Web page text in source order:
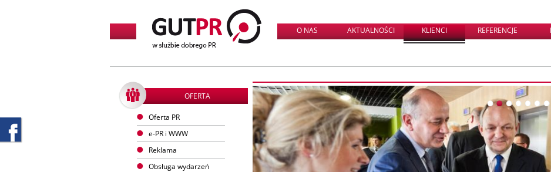
O NAS AKTUALNOŚCI KLIENCI REFERENCJE
OFERTA
Oferta PR
e-PR i WWW
Reklama
Obsługa wydarzeń